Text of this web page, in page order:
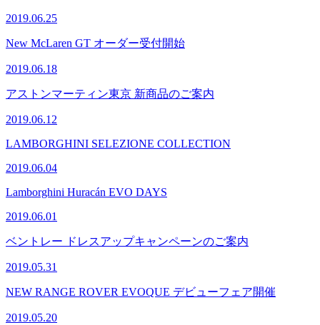
2019.06.25
New McLaren GT オーダー受付開始
2019.06.18
アストンマーティン東京 新商品のご案内
2019.06.12
LAMBORGHINI SELEZIONE COLLECTION
2019.06.04
Lamborghini Huracán EVO DAYS
2019.06.01
ベントレー ドレスアップキャンペーンのご案内
2019.05.31
NEW RANGE ROVER EVOQUE デビューフェア開催
2019.05.20